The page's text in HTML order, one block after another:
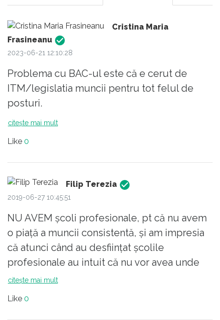
Cristina Maria
Frasineanu
2023-06-21 12:10:28
Problema cu BAC-ul este că e cerut de
ITM/legislatia muncii pentru tot felul de
posturi.
citește mai mult
Like 0
Filip Terezia
2019-06-27 10:45:51
NU AVEM școli profesionale, pt că nu avem
o piață a muncii consistentă, și am impresia
că atunci când au desființat școlile
profesionale au intuit că nu vor avea unde
plasa meseriașii. Nu avem meseriași și nici
citește mai mult
Like 0